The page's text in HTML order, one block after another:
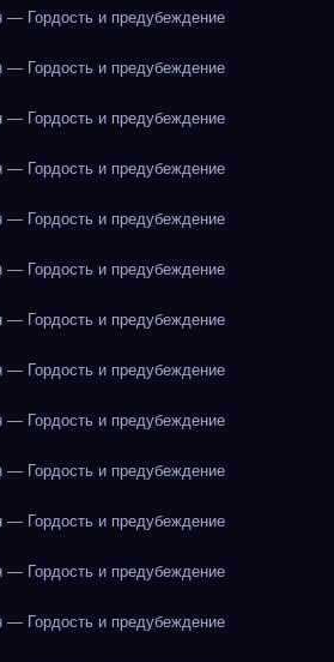
— Гордость и предубеждение
— Гордость и предубеждение
— Гордость и предубеждение
— Гордость и предубеждение
— Гордость и предубеждение
— Гордость и предубеждение
— Гордость и предубеждение
— Гордость и предубеждение
— Гордость и предубеждение
— Гордость и предубеждение
— Гордость и предубеждение
— Гордость и предубеждение
— Гордость и предубеждение